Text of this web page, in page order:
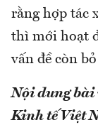
rằng hợp tác
thì mới hoạt
vấn đề còn
Nội dung bài
Kinh tế Việt